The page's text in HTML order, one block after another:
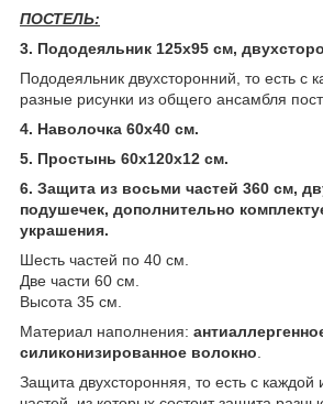
ПОСТЕЛЬ:
3. Пододеяльник 125х95 см,
Пододеяльник двухсторонний, то есть с
разные рисунки из общего ансамбля
4. Наволочка 60х40 см.
5. Простынь 60х120х12 см.
6. Защита из восьми частей 360 см,
подушечек, дополнительно
украшения.
Шесть частей по 40 см.
Две части 60 см.
Высота 35 см.
Материал наполнения:
силиконизированное волокно
Защита двухсторонняя, то есть с каждой